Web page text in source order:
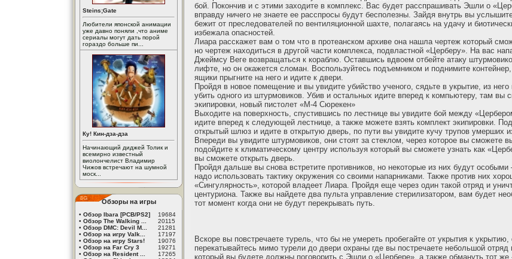
Steins;Gate
Любители японской анимации
уже давно поняли ,что аниме
сериалы могут дать порой
гораздо больше пи...
Ку! Кин-дза-дза
Начинающий диджей Толик и
всемирно известный
виолончелист Владимир
Чижов встречают на шумной
моск...
Обзоры на игры
• Обзор Ibara [PCB/PS2]
19684
• Обзор The Walking ...
20115
• Обзор DMC: Devil M...
21281
• Обзор на игру Valk...
17197
• Обзор на игру Stars!
19076
• Обзор на Far Cry 3
19271
• Обзор на Resident ...
17265
бой. Покончив и с этими заходите в комплекс. Вас будет расспрашивать Эшли о
вправду ничего не знаете ее расспросы будут бесполезны. Зайдя внутрь вы
бежит от преследователей по вентиляционной шахте, полагаясь на удачу и
избежала опасностей.
Лиара расскажет вам о том что в протеанском архиве она нашла чертеж который
но чертеж находиться в другой части комплекса, подвластной «Церберу». На вас
Джеймсу Веге возвращаться к кораблю. Оставшись вдвоем отбейте атаку
лифте, но он окажется сломан. Воспользуйтесь подъемником и поднимите
ящики прыгните на него и идите к двери.
Пройдя в новое помещение и вы увидите убийство ученого, сядьте в укрытие, из
убить одного из штурмовиков. Убив и остальных идите вперед к компьютеру, там вы
экипировки, новый пистолет «М-4 Сюрекен»
Выходите на поверхность, спустившись по лестнице вы увидите бой между
идите вперед к следующей лестнице, а также можете взять комплект экипировки.
открытый шлюз и идите в открытую дверь, по пути вы увидите кучу трупов умерших
Впереди вы увидите штурмовиков, они стоят за стеклом, через которое вы сможете
подойдите к климатическому центру используя который вы сможете узнать как
вы сможете открыть дверь.
Пройдя дальше вы снова встретите противников, но некоторые из них будут
надо использовать тактику окружения со своими напарниками. Также против них
«Сингулярность», которой владеет Лиара. Пройдя еще через один такой отряд и
центуриона. Также вы найдете два пульта управление стерилизатором, вам будет
тот момент когда они не будут перекрывать путь.
Вскоре вы повстречаете турель, что бы не умереть пробегайте от укрытия к
перекатывайтесь мимо турели до двери охраны где вы постречаете небольшой отряд
который вы будете должны поговорить с Эшли о «Цербере», а также обмануть тот же